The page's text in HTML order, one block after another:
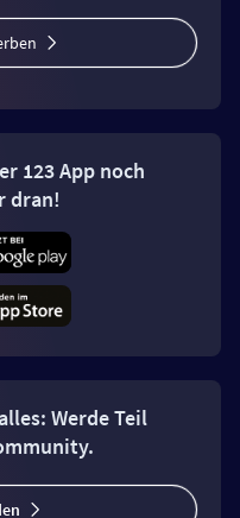
123 App noch
dran!
Werde Teil